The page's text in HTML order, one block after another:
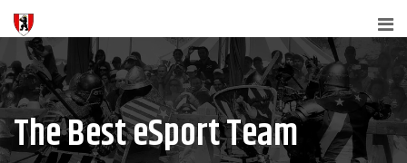
The Best eSport Team